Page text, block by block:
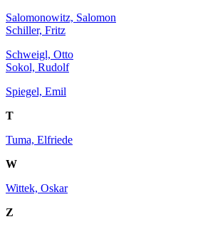
Salomonowitz, Salomon
Schiller, Fritz
Schweigl, Otto
Sokol, Rudolf
Spiegel, Emil
T
Tuma, Elfriede
W
Wittek, Oskar
Z